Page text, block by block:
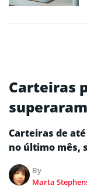
Carteiras
Carteiras de até
no último mês,
By
Marta